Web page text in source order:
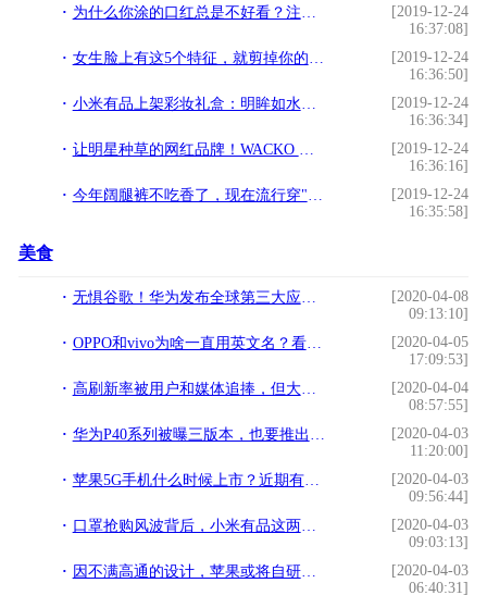
为什么你涂的口红总是不好看？注意这几点，你也可以涂的很好看
[2019-12-24
16:37:08]
女生脸上有这5个特征，就剪掉你的长发吧！短发才更适合你
[2019-12-24
16:36:50]
小米有品上架彩妆礼盒：明眸如水，只为爱美女生设计
[2019-12-24
16:36:34]
让明星种草的网红品牌！WACKO MARIA x 匡威联名下月登场
[2019-12-24
16:36:16]
今年阔腿裤不吃香了，现在流行穿"卡布里裤"，时髦显瘦还很百搭
[2019-12-24
16:35:58]
美食
无惧谷歌！华为发布全球第三大应用商店，APP数量超过5.5万
[2020-04-08
09:13:10]
OPPO和vivo为啥一直用英文名？看到中文名后，网友：总算明白了！
[2020-04-05
17:09:53]
高刷新率被用户和媒体追捧，但大厂为啥就不用？
[2020-04-04
08:57:55]
华为P40系列被曝三版本，也要推出“皇帝版”，相机或再次屠榜DxO
[2020-04-03
11:20:00]
苹果5G手机什么时候上市？近期有哪些5G手机上市？
[2020-04-03
09:56:44]
口罩抢购风波背后，小米有品这两年经历了什么
[2020-04-03
09:03:13]
因不满高通的设计，苹果或将自研天线，iPhone 12的信号有救了？
[2020-04-03
06:40:31]